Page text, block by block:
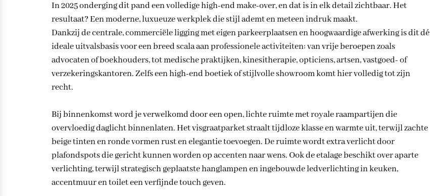
In 2025 onderging dit pand een volledige high-end make-over, en dat is in elk detail zichtbaar. Het
resultaat? Een moderne, luxueuze werkplek die stijl ademt en meteen indruk maakt.
Dankzij de centrale, commerciële ligging met eigen parkeerplaatsen en hoogwaardige afwerking is dit dé
ideale uitvalsbasis voor een breed scala aan professionele activiteiten: van vrije beroepen zoals
advocaten of boekhouders, tot medische praktijken, kinesitherapie, opticiens, artsen, vastgoed- of
verzekeringskantoren. Zelfs een high-end boetiek of stijlvolle showroom komt hier volledig tot zijn
recht.
Bij binnenkomst word je verwelkomd door een open, lichte ruimte met royale raampartijen die
overvloedig daglicht binnenlaten. Het visgraatparket straalt tijdloze klasse en warmte uit, terwijl zachte
beige tinten en ronde vormen rust en elegantie toevoegen. De ruimte wordt extra verlicht door
plafondspots die gericht kunnen worden op accenten naar wens. Ook de etalage beschikt over aparte
verlichting, terwijl strategisch geplaatste hanglampen en ingebouwde ledverlichting in keuken,
accentmuur en toilet een verfijnde touch geven.